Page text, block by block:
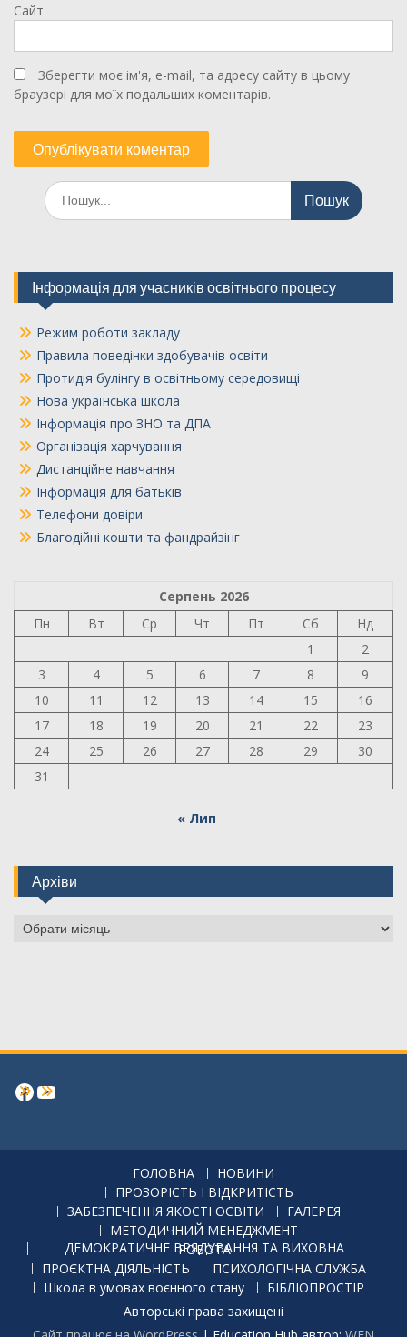
Сайт
Зберегти моє ім'я, e-mail, та адресу сайту в цьому
браузері для моїх подальших коментарів.
Шукати:
Інформація для учасників освітнього процесу
Режим роботи закладу
Правила поведінки здобувачів освіти
Протидія булінгу в освітньому середовищі
Нова українська школа
Інформація про ЗНО та ДПА
Організація харчування
Дистанційне навчання
Інформація для батьків
Телефони довіри
Благодійні кошти та фандрайзінг
Серпень 2026
Пн
Вт Ср Чт Пт Сб
Нд
1
2
3
4 5 6 7 8
9
10
11 12 13 14 15
16
17
18 19 20 21 22
23
24
25 26 27 28 29
30
31
« Лип
Архіви
Архіви
Facebook
https://www.youtube.com/channel/
ГОЛОВНА
НОВИНИ
ПРОЗОРІСТЬ І ВІДКРИТІСТЬ
ЗАБЕЗПЕЧЕННЯ ЯКОСТІ ОСВІТИ
ГАЛЕРЕЯ
МЕТОДИЧНИЙ МЕНЕДЖМЕНТ
ДЕМОКРАТИЧНЕ ВРЯДУВАННЯ ТА ВИХОВНА РОБОТА
ПРОЄКТНА ДІЯЛЬНІСТЬ
ПСИХОЛОГІЧНА СЛУЖБА
Школа в умовах воєнного стану
БІБЛІОПРОСТІР
Авторські права захищені